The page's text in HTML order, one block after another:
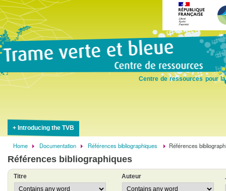
Centre de ressources pour
Introducing the TVB
Breadcrumb
Home Documentation Références bibliographiques Références
Références bibliographiques
Titre
Operator
Auteur
Operator